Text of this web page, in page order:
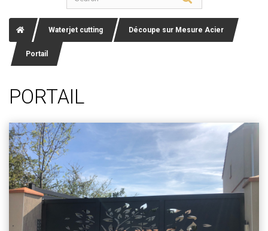
Waterjet cutting Découpe sur Mesure Acier
Portail
PORTAIL